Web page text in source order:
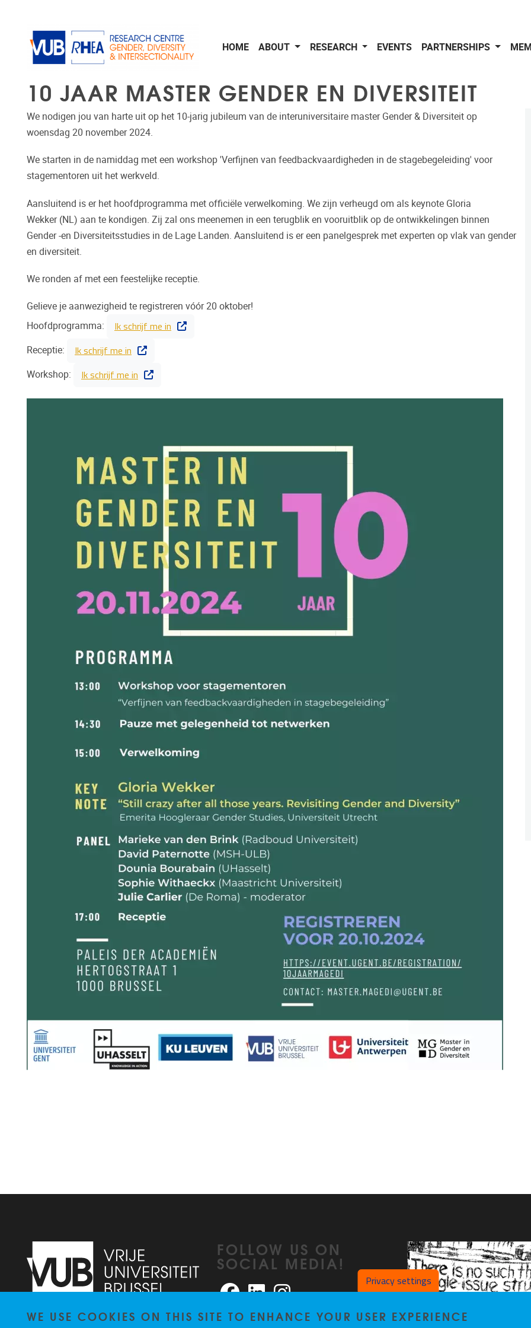
HOME ABOUT RESEARCH EVENTS PARTNERSHIPS
10 JAAR MASTER GENDER EN DIVERSITEIT
We nodigen jou van harte uit op het 10-jarig jubileum van de interuniversitaire master Gender & Diversiteit op
woensdag 20 november 2024.
We starten in de namiddag met een workshop 'Verfijnen van feedbackvaardigheden in de stagebegeleiding' voor
stagementoren uit het werkveld.
Aansluitend is er het hoofdprogramma met officiële verwelkoming. We zijn verheugd om als keynote Gloria
Wekker (NL) aan te kondigen. Zij zal ons meenemen in een terugblik en vooruitblik op de ontwikkelingen binnen
Gender -en Diversiteitsstudies in de Lage Landen. Aansluitend is er een panelgesprek met experten op vlak van gender
en diversiteit.
We ronden af met een feestelijke receptie.
Gelieve je aanwezigheid te registreren vóór 20 oktober!
Hoofdprogramma:
Ik schrijf me in
Receptie: Ik schrijf me in
Workshop: Ik schrijf me in
Pleinlaan 2 1050 Brussel
FOLLOW US ON
SOCIAL MEDIA!
FacebookLinkedInInstagram Privacy settings
WE USE COOKIES ON THIS SITE TO ENHANCE YOUR USER EXPERIENCE